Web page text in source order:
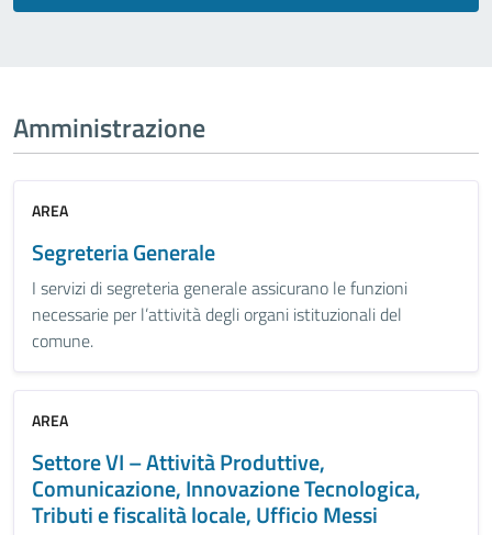
Amministrazione
AREA
Segreteria Generale
I servizi di segreteria generale assicurano le funzioni
necessarie per l’attività degli organi istituzionali del
comune.
AREA
Settore VI – Attività Produttive,
Comunicazione, Innovazione Tecnologica,
Tributi e fiscalità locale, Ufficio Messi